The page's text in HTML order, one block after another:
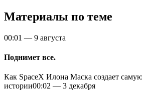
Материалы по теме
00:01 — 9 августа
Поднимет все.
Как SpaceX Илона Маска создает
истории00:02 — 3 декабря